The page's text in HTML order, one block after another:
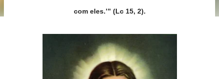
com eles.’” (Lc 15, 2).